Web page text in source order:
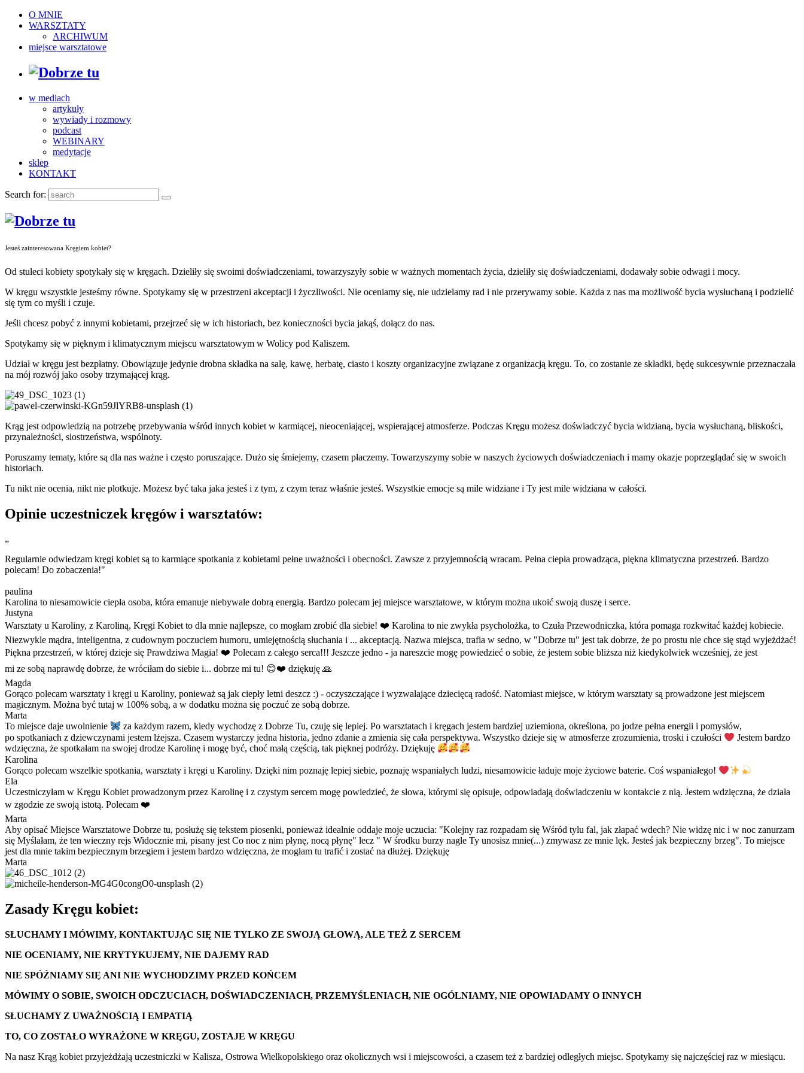
O MNIE
WARSZTATY
ARCHIWUM
miejsce warsztatowe
w mediach
artykuły
wywiady i rozmowy
podcast
WEBINARY
medytacje
sklep
KONTAKT
Search for:
Jesteś zainteresowana Kręgiem kobiet?
Od stuleci kobiety spotykały się w kręgach. Dzieliły się swoimi doświadczeniami, towarzyszyły sobie w ważnych momentach życia, dzieliły się doświadczeniami, dodawały sobie odwagi i mocy.
W kręgu wszystkie jesteśmy równe. Spotykamy się w przestrzeni akceptacji i życzliwości. Nie oceniamy się, nie udzielamy rad i nie przerywamy sobie. Każda z nas ma możliwość bycia wysłuchaną i podzielić
się tym co myśli i czuje.
Jeśli chcesz pobyć z innymi kobietami, przejrzeć się w ich historiach, bez konieczności bycia jakąś, dołącz do nas.
Spotykamy się w pięknym i klimatycznym miejscu warsztatowym w Wolicy pod Kaliszem.
Udział w kręgu jest bezpłatny. Obowiązuje jedynie drobna składka na salę, kawę, herbatę, ciasto i koszty organizacyjne związane z organizacją kręgu. To, co zostanie ze składki, będę sukcesywnie przeznaczała
na mój rozwój jako osoby trzymającej krąg.
Krąg jest odpowiedzią na potrzebę przebywania wśród innych kobiet w karmiącej, nieoceniającej, wspierającej atmosferze. Podczas Kręgu możesz doświadczyć bycia widzianą, bycia wysłuchaną, bliskości,
przynależności, siostrzeństwa, wspólnoty.
Poruszamy tematy, które są dla nas ważne i często poruszające. Dużo się śmiejemy, czasem płaczemy. Towarzyszymy sobie w naszych życiowych doświadczeniach i mamy okazje poprzeglądać się w swoich
historiach.
Tu nikt nie ocenia, nikt nie plotkuje. Możesz być taka jaka jesteś i z tym, z czym teraz właśnie jesteś. Wszystkie emocje są mile widziane i Ty jest mile widziana w całości.
Opinie uczestniczek kręgów i warsztatów:
„
Regularnie odwiedzam kręgi kobiet są to karmiące spotkania z kobietami pełne uważności i obecności. Zawsze z przyjemnością wracam. Pełna ciepła prowadząca, piękna klimatyczna przestrzeń. Bardzo
polecam! Do zobaczenia!"
paulina
Karolina to niesamowicie ciepła osoba, która emanuje niebywale dobrą energią. Bardzo polecam jej miejsce warsztatowe, w którym można ukoić swoją duszę i serce.
Justyna
Warsztaty u Karoliny, z Karoliną, Kręgi Kobiet to dla mnie najlepsze, co mogłam zrobić dla siebie! ❤️ Karolina to nie zwykła psycholożka, to Czuła Przewodniczka, która pomaga rozkwitać każdej kobiecie.
Niezwykle mądra, inteligentna, z cudownym poczuciem humoru, umiejętnością słuchania i ... akceptacją. Nazwa miejsca, trafia w sedno, w "Dobrze tu" jest tak dobrze, że po prostu nie chce się stąd wyjeżdżać!
Piękna przestrzeń, w której dzieje się Prawdziwa Magia! ❤️ Polecam z całego serca!!! Jeszcze jedno - ja nareszcie mogę powiedzieć o sobie, że jestem sobie bliższa niż kiedykolwiek wcześniej, że jest
mi ze sobą naprawdę dobrze, że wróciłam do siebie i... dobrze mi tu! 😊❤️ dziękuję 🙏
Magda
Gorąco polecam warsztaty i kręgi u Karoliny, ponieważ są jak ciepły letni deszcz :) - oczyszczające i wyzwalające dziecięcą radość. Natomiast miejsce, w którym warsztaty są prowadzone jest miejscem
magicznym. Można być tutaj w 100% sobą, a w dodatku można się poczuć ze sobą dobrze.
Marta
To miejsce daje uwolnienie
za każdym razem, kiedy wychodzę z Dobrze Tu, czuję się lepiej. Po warsztatach i kręgach jestem bardziej uziemiona, określona, po jodze pełna energii i pomysłów,
po spotkaniach z dziewczynami jestem lżejsza. Czasem wystarczy jedna historia, jedno zdanie a zmienia się cała perspektywa. Wszystko dzieje się w atmosferze zrozumienia, troski i czułości
Jestem bardzo
wdzięczna, że spotkałam na swojej drodze Karolinę i mogę być, choć małą częścią, tak pięknej podróży. Dziękuję
Karolina
Gorąco polecam wszelkie spotkania, warsztaty i kręgi u Karoliny. Dzięki nim poznaję lepiej siebie, poznaję wspaniałych ludzi, niesamowicie ładuje moje życiowe baterie. Coś wspaniałego!
Ela
Uczestniczyłam w Kręgu Kobiet prowadzonym przez Karolinę i z czystym sercem mogę powiedzieć, że słowa, którymi się opisuje, odpowiadają doświadczeniu w kontakcie z nią. Jestem wdzięczna, że działa
w zgodzie ze swoją istotą. Polecam ❤️
Marta
Aby opisać Miejsce Warsztatowe Dobrze tu, posłużę się tekstem piosenki, ponieważ idealnie oddaje moje uczucia: "Kolejny raz rozpadam się Wśród tylu fal, jak złapać wdech? Nie widzę nic i w noc zanurzam
się Myślałam, że ten wieczny rejs Widocznie mi, pisany jest Co noc z nim płynę, nocą płynę" lecz " W środku burzy nagle Ty unosisz mnie(...) zmywasz ze mnie lęk. Jesteś jak bezpieczny brzeg". To miejsce
jest dla mnie takim bezpiecznym brzegiem i jestem bardzo wdzięczna, że mogłam tu trafić i zostać na dłużej. Dziękuję
Marta
Zasady Kręgu kobiet:
SŁUCHAMY I MÓWIMY, KONTAKTUJĄC SIĘ NIE TYLKO ZE SWOJĄ GŁOWĄ, ALE TEŻ Z SERCEM
NIE OCENIAMY, NIE KRYTYKUJEMY, NIE DAJEMY RAD
NIE SPÓŹNIAMY SIĘ ANI NIE WYCHODZIMY PRZED KOŃCEM
MÓWIMY O SOBIE, SWOICH ODCZUCIACH, DOŚWIADCZENIACH, PRZEMYŚLENIACH, NIE OGÓLNIAMY, NIE OPOWIADAMY O INNYCH
SŁUCHAMY Z UWAŻNOŚCIĄ I EMPATIĄ
TO, CO ZOSTAŁO WYRAŻONE W KRĘGU, ZOSTAJE W KRĘGU
Na nasz Krąg kobiet przyjeżdżają uczestniczki w Kalisza, Ostrowa Wielkopolskiego oraz okolicznych wsi i miejscowości, a czasem też z bardziej odległych miejsc. Spotykamy się najczęściej raz w miesiącu.